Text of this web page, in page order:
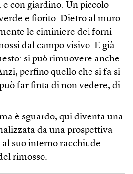
e con giardino. Un piccolo
e fiorito. Dietro al muro
le ciminiere dei forni
dal campo visivo. E già
si può rimuovere anche
perfino quello che si fa si
far finta di non vedere, di
è sguardo, qui diventa una
da una prospettiva
suo interno racchiude
rimosso.